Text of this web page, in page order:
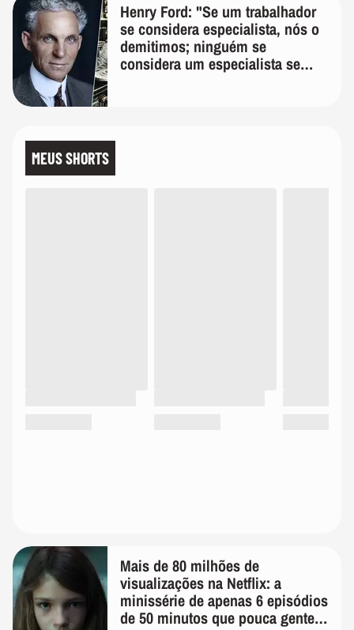
Henry Ford: "Se um trabalhador
se considera especialista, nós o
demitimos; ninguém se
considera um especialista se
MEUS SHORTS
Mais de 80 milhões de
visualizações na Netflix: a
minissérie de apenas 6 episódios
de 50 minutos que pouca gente